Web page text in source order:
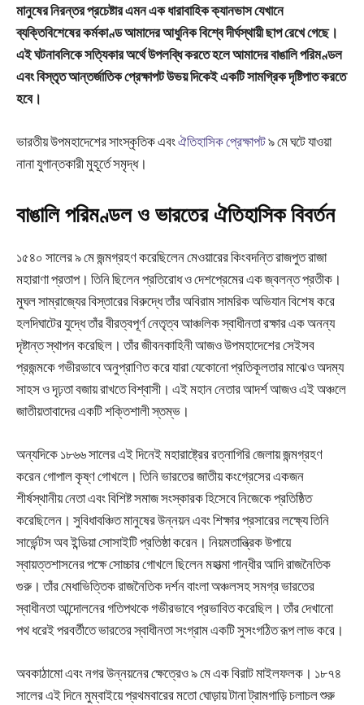
মানুষের নিরন্তর প্রচেষ্টার এমন এক ধারাবাহিক ক্যানভাস যেখানে
ব্যক্তিবিশেষের কর্মকাণ্ড আমাদের আধুনিক বিশ্বে দীর্ঘস্থায়ী ছাপ রেখে গেছে।
এই ঘটনাবলিকে সত্যিকার অর্থে উপলব্ধি করতে হলে আমাদের বাঙালি পরিমণ্ডল
এবং বিস্তৃত আন্তর্জাতিক প্রেক্ষাপট উভয় দিকেই একটি সামগ্রিক দৃষ্টিপাত করতে
হবে।
ভারতীয় উপমহাদেশের সাংস্কৃতিক এবংঐতিহাসিক প্রেক্ষাপট৯ মে ঘটে যাওয়া
নানা যুগান্তকারী মুহূর্তে সমৃদ্ধ।
বাঙালি পরিমণ্ডল ও ভারতের ঐতিহাসিক বিবর্তন
১৫৪০ সালের ৯ মে জন্মগ্রহণ করেছিলেন মেওয়ারের কিংবদন্তি রাজপুত রাজা
মহারাণা প্রতাপ। তিনি ছিলেন প্রতিরোধ ও দেশপ্রেমের এক জ্বলন্ত প্রতীক।
মুঘল সাম্রাজ্যের বিস্তারের বিরুদ্ধে তাঁর অবিরাম সামরিক অভিযান বিশেষ করে
হলদিঘাটের যুদ্ধে তাঁর বীরত্বপূর্ণ নেতৃত্ব আঞ্চলিক স্বাধীনতা রক্ষার এক অনন্য
দৃষ্টান্ত স্থাপন করেছিল। তাঁর জীবনকাহিনী আজও উপমহাদেশের সেইসব
প্রজন্মকে গভীরভাবে অনুপ্রাণিত করে যারা যেকোনো প্রতিকূলতার মাঝেও অদম্য
সাহস ও দৃঢ়তা বজায় রাখতে বিশ্বাসী। এই মহান নেতার আদর্শ আজও এই অঞ্চলে
জাতীয়তাবাদের একটি শক্তিশালী স্তম্ভ।
অন্যদিকে ১৮৬৬ সালের এই দিনেই মহারাষ্ট্রের রত্নাগিরি জেলায় জন্মগ্রহণ
করেন গোপাল কৃষ্ণ গোখলে। তিনি ভারতের জাতীয় কংগ্রেসের একজন
শীর্ষস্থানীয় নেতা এবং বিশিষ্ট সমাজ সংস্কারক হিসেবে নিজেকে প্রতিষ্ঠিত
করেছিলেন। সুবিধাবঞ্চিত মানুষের উন্নয়ন এবং শিক্ষার প্রসারের লক্ষ্যে তিনি
সার্ভেন্টস অব ইন্ডিয়া সোসাইটি প্রতিষ্ঠা করেন। নিয়মতান্ত্রিক উপায়ে
স্বায়ত্তশাসনের পক্ষে সোচ্চার গোখলে ছিলেন মহাত্মা গান্ধীর আদি রাজনৈতিক
গুরু। তাঁর মেধাভিত্তিক রাজনৈতিক দর্শন বাংলা অঞ্চলসহ সমগ্র ভারতের
স্বাধীনতা আন্দোলনের গতিপথকে গভীরভাবে প্রভাবিত করেছিল। তাঁর দেখানো
পথ ধরেই পরবর্তীতে ভারতের স্বাধীনতা সংগ্রাম একটি সুসংগঠিত রূপ লাভ করে।
অবকাঠামো এবং নগর উন্নয়নের ক্ষেত্রেও ৯ মে এক বিরাট মাইলফলক। ১৮৭৪
সালের এই দিনে মুম্বাইয়ে প্রথমবারের মতো ঘোড়ায় টানা ট্রামগাড়ি চলাচল শুরু